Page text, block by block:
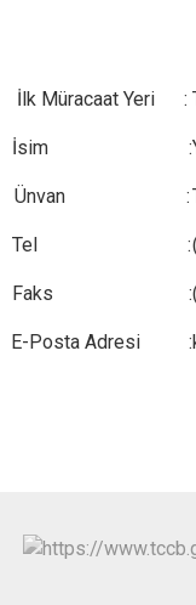
İlk Müracaat Yeri :
İsim :
Ünvan :
Tel :
Faks :
E-Posta Adresi :